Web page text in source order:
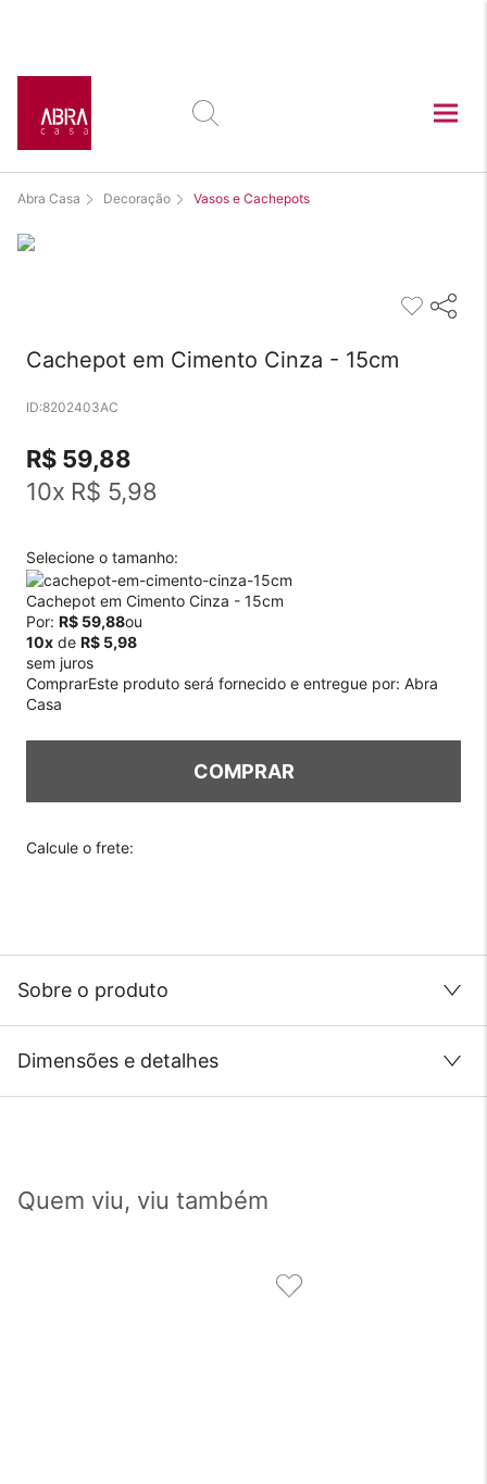
Abra Casa Decoração Vasos e Cachepots
Cachepot em Cimento Cinza - 15cm
8202403AC
R$ 59,88
10x R$ 5,98
Selecione o tamanho:
Cachepot em Cimento Cinza - 15cm
Por: R$ 59,88ou
10x de R$ 5,98
sem juros
ComprarEste produto será fornecido e entregue por: Abra
Casa
COMPRAR
Sobre o produto
Dimensões e detalhes
Quem viu, viu também
Este produto está
exposto nas lojas: